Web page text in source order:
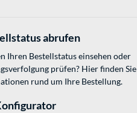
abrufen
Ihren Bestellstatus einsehen oder
prüfen? Hier finden Sie
rund um Ihre Bestellung.